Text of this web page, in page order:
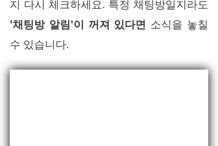
지 다시 체크하세요. 특정 채팅방일지라도
'채팅방 알림'이 꺼져 있다면 소식을 놓칠
수 있습니다.